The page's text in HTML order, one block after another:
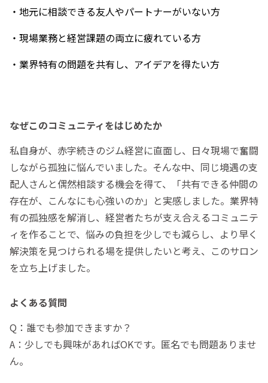
・地元に相談できる友人やパートナーがいない方
・現場業務と経営課題の両立に疲れている方
・業界特有の問題を共有し、アイデアを得たい方
なぜこのコミュニティをはじめたか
私自身が、赤字続きのジム経営に直面し、日々現場で奮闘
しながら孤独に悩んでいました。そんな中、同じ境遇の支
配人さんと偶然相談する機会を得て、「共有できる仲間の
存在が、こんなにも心強いのか」と実感しました。業界特
有の孤独感を解消し、経営者たちが支え合えるコミュニテ
ィを作ることで、悩みの負担を少しでも減らし、より早く
解決策を見つけられる場を提供したいと考え、このサロン
を立ち上げました。
よくある質問
Q：誰でも参加できますか？
A：少しでも興味があればOKです。匿名でも問題ありませ
ん。